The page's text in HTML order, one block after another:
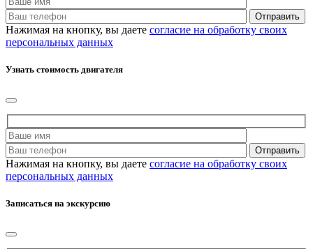
Нажимая на кнопку, вы даете согласие на обработку своих
персональных данных
Узнать стоимость двигателя
Нажимая на кнопку, вы даете согласие на обработку своих
персональных данных
Записаться на экскурсию